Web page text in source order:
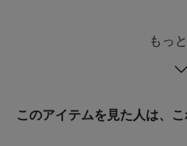
もっ
このアイテムを見た人は、